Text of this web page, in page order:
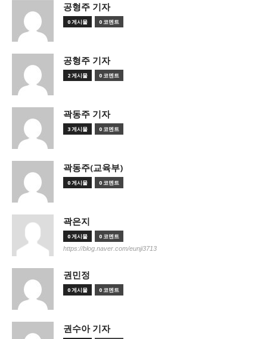
공형주 기자
0 게시물 0 코멘트
공형주 기자
2 게시물 0 코멘트
곽동주 기자
3 게시물 0 코멘트
곽동주(교육부)
0 게시물 0 코멘트
곽은지
0 게시물 0 코멘트
https://blog.naver.com/eunji3713
권민정
0 게시물 0 코멘트
권수아 기자